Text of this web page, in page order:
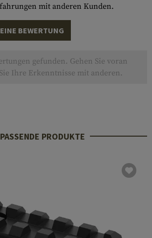
mit anderen Kunden.
BEWERTUNG
gefunden. Gehen Sie voran
Ihre Erkenntnisse mit anderen.
PASSENDE PRODUKTE